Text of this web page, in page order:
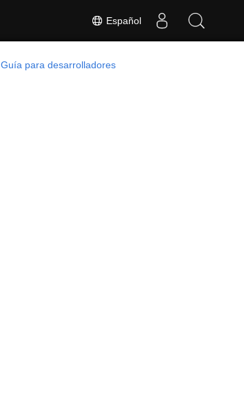
Español
Guía para desarrolladores